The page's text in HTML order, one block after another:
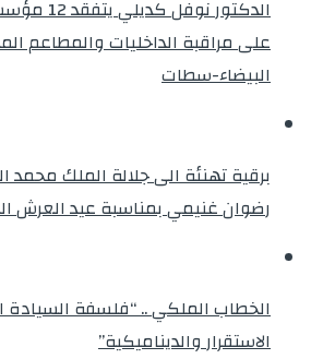
الدكتور
على مراقبة الداخليات والمطاعم
البيضاء-سطات
برقية تهنئة الى جلالة الملك
رضوان غنيمي بمناسبة عيد العرش
الخطاب الملكي .. “فلسفة السيادة
الاستقرار والديناميكية”